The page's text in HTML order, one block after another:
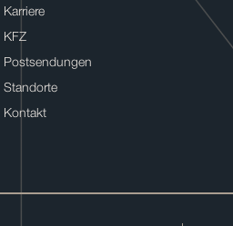
Karriere
KFZ
Postsendungen
Standorte
Kontakt